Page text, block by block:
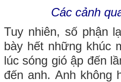
Các cảnh
Tuy nhiên, số phận
bày hết những khúc
lúc sóng gió ập đến
đến anh. Anh không